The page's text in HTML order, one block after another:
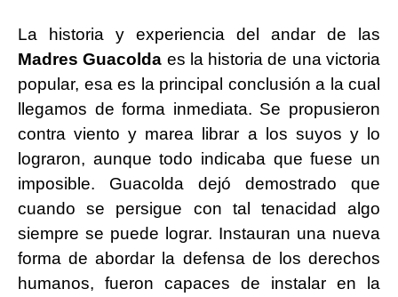
La historia y experiencia del andar de las
Madres Guacolda es la historia de una victoria
popular, esa es la principal conclusión a la cual
llegamos de forma inmediata. Se propusieron
contra viento y marea librar a los suyos y lo
lograron, aunque todo indicaba que fuese un
imposible. Guacolda dejó demostrado que
cuando se persigue con tal tenacidad algo
siempre se puede lograr. Instauran una nueva
forma de abordar la defensa de los derechos
humanos, fueron capaces de instalar en la